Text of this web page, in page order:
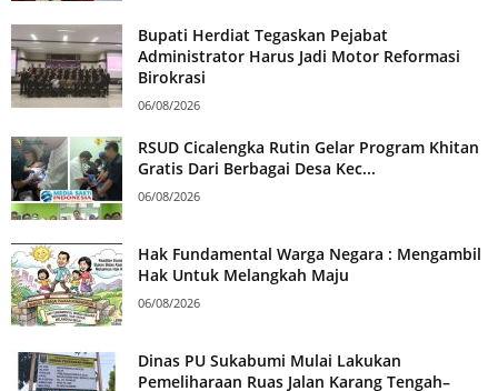
Bupati Herdiat Tegaskan Pejabat
Administrator Harus Jadi Motor Reformasi
Birokrasi
06/08/2026
RSUD Cicalengka Rutin Gelar Program Khitan
Gratis Dari Berbagai Desa Kec...
06/08/2026
Hak Fundamental Warga Negara : Mengambil
Hak Untuk Melangkah Maju
06/08/2026
Dinas PU Sukabumi Mulai Lakukan
Pemeliharaan Ruas Jalan Karang Tengah–